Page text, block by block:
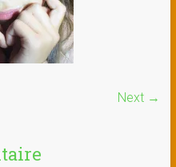
Next →